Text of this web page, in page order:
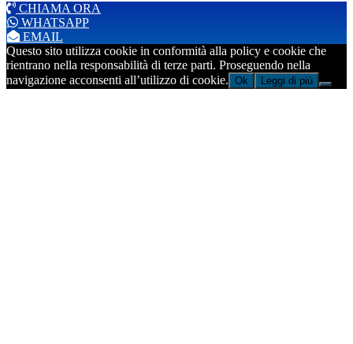
CHIAMA ORA
WHATSAPP
EMAIL
Questo sito utilizza cookie in conformità alla policy e cookie che
rientrano nella responsabilità di terze parti. Proseguendo nella
navigazione acconsenti all’utilizzo di cookie. Ok Leggi di più